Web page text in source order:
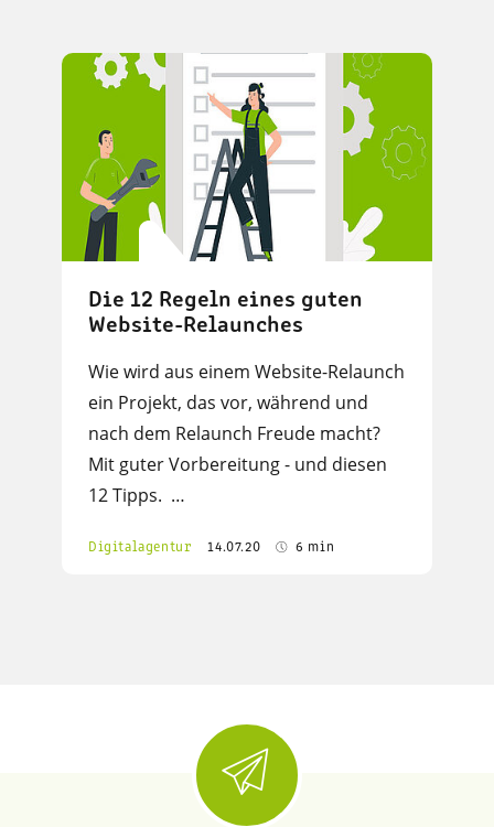
Die 12 Regeln eines guten
Website-Relaunches
Wie wird aus einem Website-Relaunch
ein Projekt, das vor, während und
nach dem Relaunch Freude macht?
Mit guter Vorbereitung - und diesen
12 Tipps. …
Digitalagentur 14.07.20 6 min